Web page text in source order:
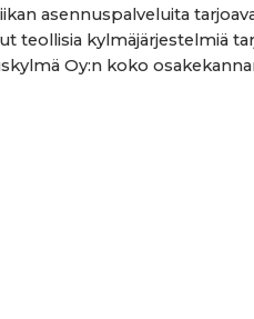
asennuspalveluita
teollisia kylmäjärjestelmiä
Oy:n koko